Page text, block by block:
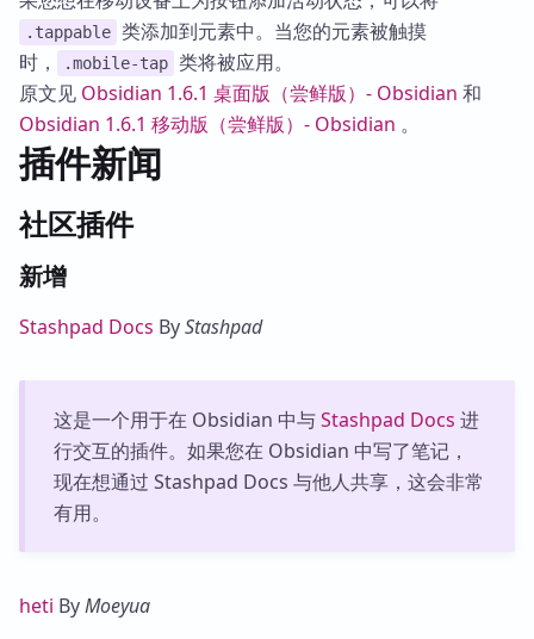
.tappable 类添加到元素中。当您的元素被触摸
时，
.mobile-tap 类将被应用。
原文见 Obsidian 1.6.1 桌面版（尝鲜版）- Obsidian 和
Obsidian 1.6.1 移动版（尝鲜版）- Obsidian 。
插件新闻
社区插件
新增
Stashpad Docs ByStashpad
这是一个用于在 Obsidian 中与Stashpad Docs 进
行交互的插件。如果您在 Obsidian 中写了笔记，
现在想通过 Stashpad Docs 与他人共享，这会非常
有用。
heti ByMoeyua